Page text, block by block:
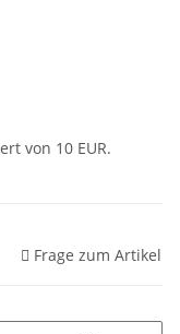
von 10 EUR.
Frage zum Artikel